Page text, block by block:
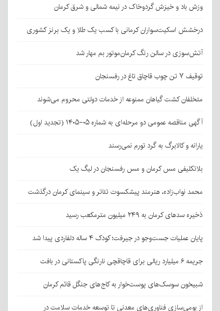
وزش باد و خیزش گردوخاک در نیمه شمالی و شرق کرمان
درخشش اسکیت‌سواران کرمانی با کسب یک طلا و یک برنز کشوری
آتش‌سوزی در سالن رنگ کرمان‌موتور بم مهار شد
توقیف ۷ تن چوب قاچاق تاغ در رفسنجان
متخلفان کشت گیاهان ممنوعه از خدمات دولتی محروم می‌شوند
آگهی مناقصه عمومی دو مرحله‌ای به شماره ۰۵-۱۴۰۵ (تجدید اول)
یارانه و کالابرگ به گرد تورم نمی‌رسند
بلاتکلیفی مس کرمان و مس رفسنجان در لیگ یک
محمد نواب‌زاده، هنرمند پیشکسوت تئاتر و سینمای کرمان درگذشت
ذخیره سدهای کرمان به ۲۴۹ میلیون مترمکعب رسید
پایان عملیات جست‌وجو در جیرفت؛ کودک ۴ ساله دلفاردی پیدا شد
جریمه ۶ میلیارد ریالی برای قاچاقچی نارنگی پاکستانی در بافت
شبیخون سوسک‌های پوست‌خوار به کاج‌های جنگل قائم کرمان
از بومی‌سازی فناوری‌های معدنی تا توسعه خدمات سلامت در